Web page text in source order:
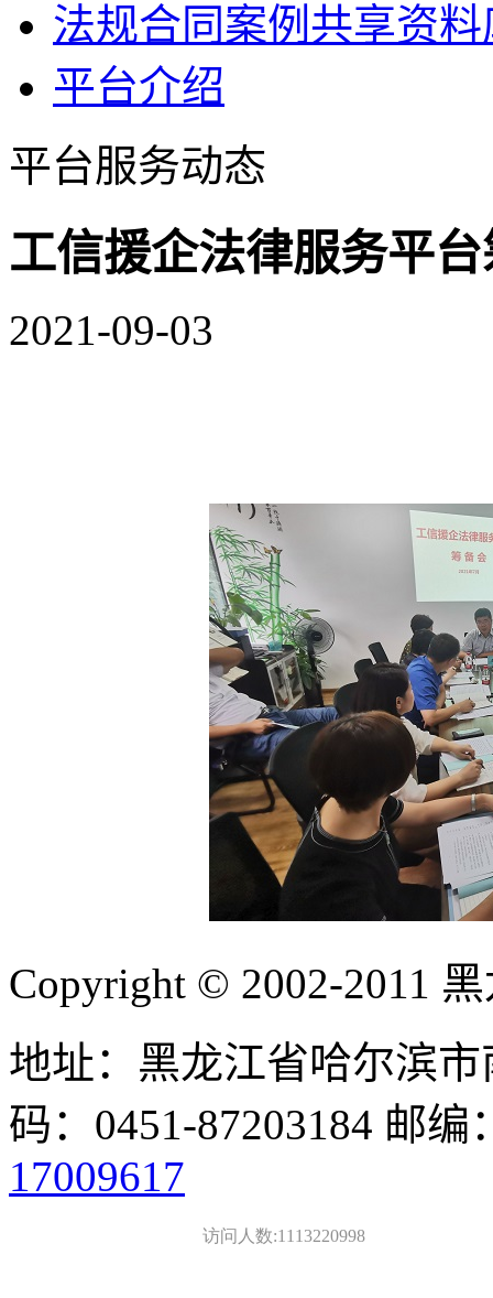
法规合同案例共享资料
平台介绍
平台服务动态
工信援企法律服务平
2021-09-03
Copyright © 2002-2011
地址：黑龙江省哈尔滨
码：0451-87203184 邮编
17009617